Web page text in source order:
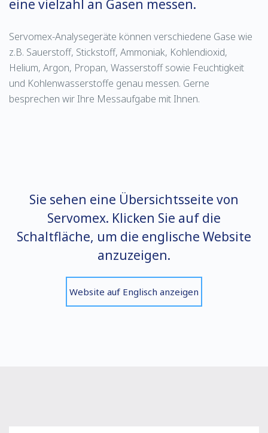
eine vielzahl an Gasen messen.
Servomex-Analysegeräte können verschiedene Gase wie
z.B. Sauerstoff, Stickstoff, Ammoniak, Kohlendioxid,
Helium, Argon, Propan, Wasserstoff sowie Feuchtigkeit
und Kohlenwasserstoffe genau messen. Gerne
besprechen wir Ihre Messaufgabe mit Ihnen.
Sie sehen eine Übersichtsseite von
Servomex. Klicken Sie auf die
Schaltfläche, um die englische Website
anzuzeigen.
Website auf Englisch anzeigen